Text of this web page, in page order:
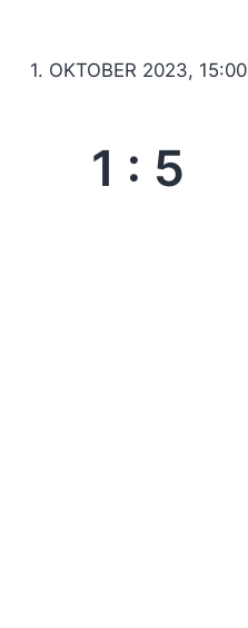
1. OKTOBER 2023, 15:00
1 : 5